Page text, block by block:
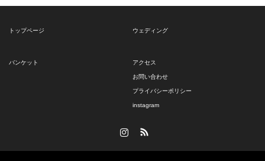
トップページ ウェディング
バンケット アクセス
お問い合わせ
プライバシーポリシー
instagram